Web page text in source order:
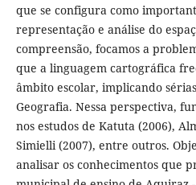
que se configura como
representação e análise do
compreensão, focamos a
que a linguagem cartográfica
âmbito escolar, implicando
Geografia. Nessa perspectiva,
nos estudos de Katuta (2006),
Simielli (2007), entre outros.
analisar os conhecimentos que